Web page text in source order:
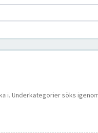
i. Underkategorier söks